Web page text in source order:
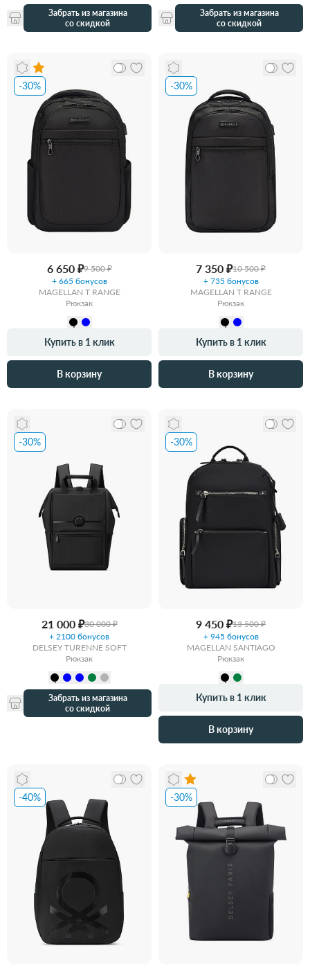
Забрать из магазина
со скидкой
Забрать из магазина
со скидкой
-30%
6 650 ₽9 500 ₽
+ 665 бонусов
MAGELLAN T RANGE
Рюкзак
Купить в 1 клик
В корзину
-30%
7 350 ₽10 500 ₽
+ 735 бонусов
MAGELLAN T RANGE
Рюкзак
Купить в 1 клик
В корзину
-30%
21 000 ₽30 000 ₽
+ 2100 бонусов
DELSEY TURENNE SOFT
Рюкзак
Забрать из магазина
со скидкой
-30%
9 450 ₽13 500 ₽
+ 945 бонусов
MAGELLAN SANTIAGO
Рюкзак
Купить в 1 клик
В корзину
-40% -30%